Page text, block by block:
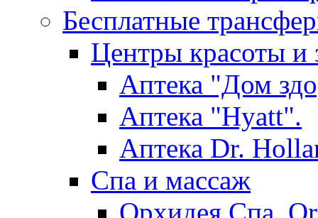
Бесплатные
Центры красоты и
Аптека "Дом
Аптека "Hyatt".
Аптека Dr.
Спа и массаж